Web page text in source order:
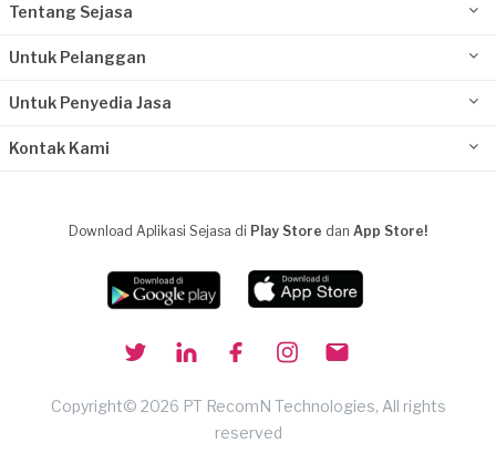
Tentang Sejasa
Untuk Pelanggan
Untuk Penyedia Jasa
Kontak Kami
Download Aplikasi Sejasa di Play Store dan App Store!
Copyright© 2026 PT RecomN Technologies, All rights
reserved